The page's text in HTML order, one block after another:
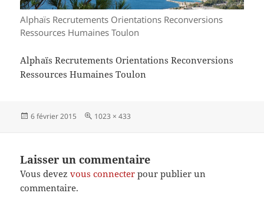
Alphaïs Recrutements Orientations Reconversions
Ressources Humaines Toulon
Alphaïs Recrutements Orientations Reconversions
Ressources Humaines Toulon
Publié
6 février 2015
Taille
1023 × 433
Laisser un commentaire
Vous devezvous connecter pour publier un
commentaire.